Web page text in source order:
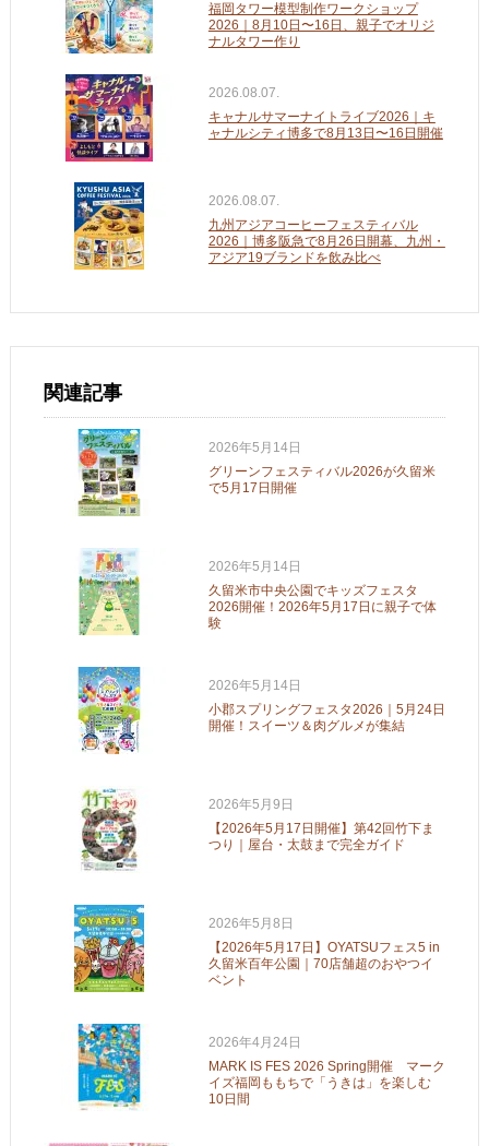
福岡タワー模型制作ワークショップ
2026｜8月10日〜16日、親子でオリジ
ナルタワー作り
2026.08.07.
キャナルサマーナイトライブ2026｜キ
ャナルシティ博多で8月13日〜16日開催
2026.08.07.
九州アジアコーヒーフェスティバル
2026｜博多阪急で8月26日開幕、九州・
アジア19ブランドを飲み比べ
関連記事
2026年5月14日
グリーンフェスティバル2026が久留米
で5月17日開催
2026年5月14日
久留米市中央公園でキッズフェスタ
2026開催！2026年5月17日に親子で体
験
2026年5月14日
小郡スプリングフェスタ2026｜5月24日
開催！スイーツ＆肉グルメが集結
2026年5月9日
【2026年5月17日開催】第42回竹下ま
つり｜屋台・太鼓まで完全ガイド
2026年5月8日
【2026年5月17日】OYATSUフェス5 in
久留米百年公園｜70店舗超のおやつイ
ベント
2026年4月24日
MARK IS FES 2026 Spring開催 マーク
イズ福岡ももちで「うきは」を楽しむ
10日間